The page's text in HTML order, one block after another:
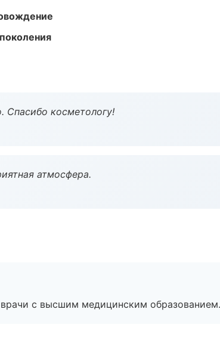
Спасибо косметологу!
атмосфера.
с высшим медицинским образованием.